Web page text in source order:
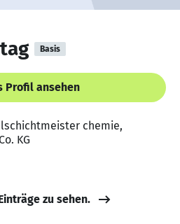
Basis
Profil ansehen
chemie,
KG
zu sehen.